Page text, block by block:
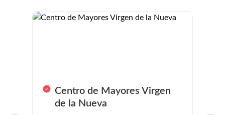
Centro de Mayores Virgen
de la Nueva